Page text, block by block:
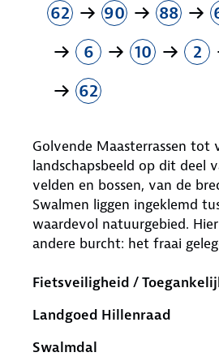
62 90 88
6
10 2
62
Golvende Maasterrassen tot
landschapsbeeld op dit deel
velden en bossen, van de
Swalmen liggen ingeklemd
waardevol natuurgebied.
andere burcht: het fraai
Fietsveiligheid /
Landgoed Hillenraad
Swalmdal